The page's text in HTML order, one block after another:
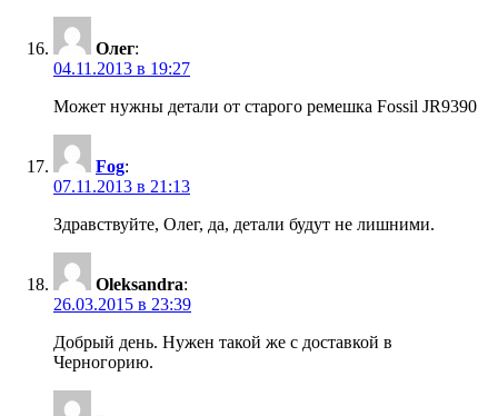
Олег:
04.11.2013 в 19:27
Может нужны детали от старого ремешка Fossil JR9390
Fog:
07.11.2013 в 21:13
Здравствуйте, Олег, да, детали будут не лишними.
Oleksandra:
26.03.2015 в 23:39
Добрый день. Нужен такой же с доставкой в
Черногорию.